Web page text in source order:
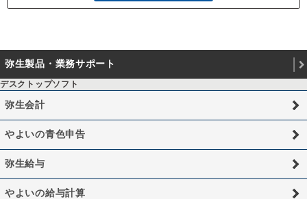
弥生製品・業務サポート
デスクトップソフト
弥生会計
やよいの青色申告
弥生給与
やよいの給与計算